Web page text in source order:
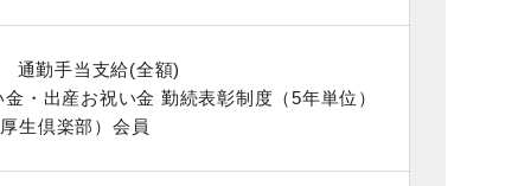
手当支給(全額)
・出産お祝い金 勤続表彰制度（5年単位）
生倶楽部）会員